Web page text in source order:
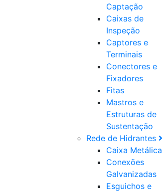
Captação
Caixas de
Inspeção
Captores e
Terminais
Conectores e
Fixadores
Fitas
Mastros e
Estruturas de
Sustentação
Rede de Hidrantes
Caixa Metálica
Conexões
Galvanizadas
Esguichos e